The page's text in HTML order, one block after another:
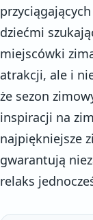
dziećmi
miejscówki
atrakcji, ale i
że sezon
inspiracji na
najpiękniejsze
gwarantują
relaks